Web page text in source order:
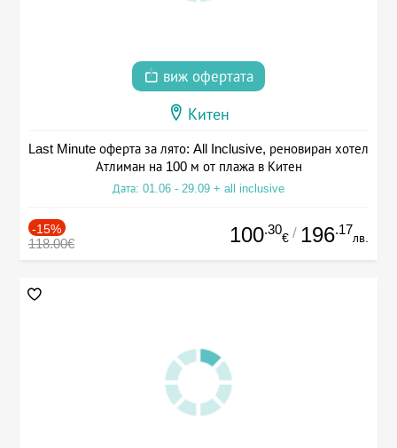
виж офертата
Китен
Last Minute оферта за лято: All Inclusive, реновиран хотел
Атлиман на 100 м от плажа в Китен
Дата: 01.06 - 29.09 + all inclusive
-15%
118.00€ 100.30
€ / 196.17
лв.